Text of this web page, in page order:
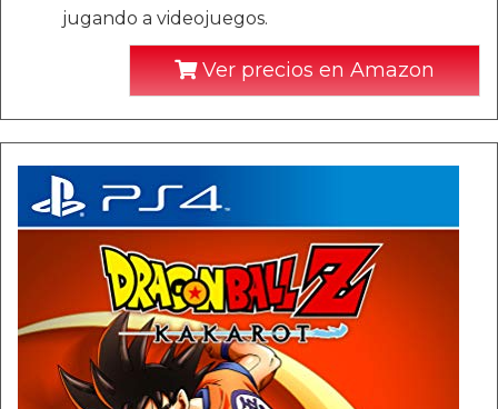
jugando a videojuegos.
Ver precios en Amazon